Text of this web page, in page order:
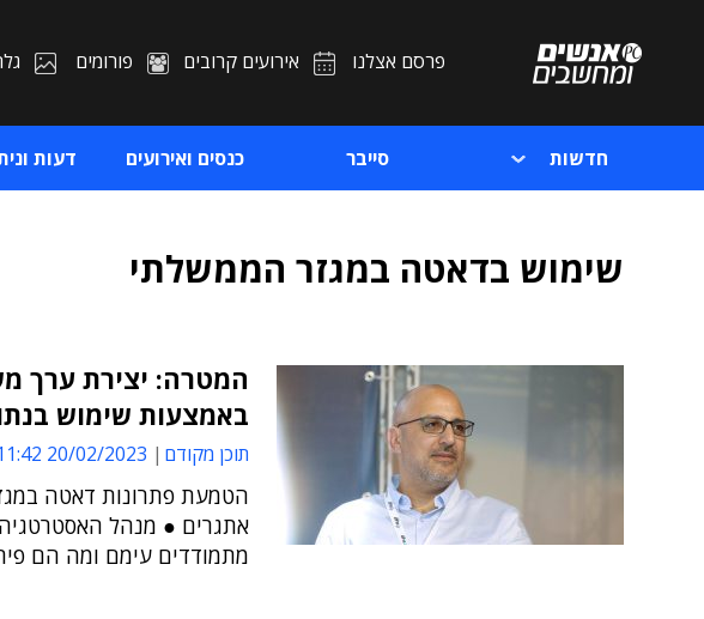
פרסם אצלנו אירועים קרובים פורומים
חדשות סייבר כנסים ואירועים דעות
שימוש בדאטה במגזר הממשלתי
המטרה: יצירת ערך
באמצעות שימוש
תוכן מקודם 20/02/2023 11:42
הטמעת פתרונות דאטה
אתגרים ● מנהל
מתמודדים עימם ומה הם